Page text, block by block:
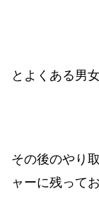
とよくある男
その後のやり
ャーに残って